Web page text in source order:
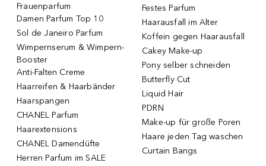
Frauenparfum
Damen Parfum Top 10
Sol de Janeiro Parfum
Wimpernserum & Wimpern-
Booster
Anti-Falten Creme
Haarreifen & Haarbänder
Haarspangen
CHANEL Parfum
Haarextensions
CHANEL Damendüfte
Herren Parfum im SALE
Festes Parfum
Haarausfall im Alter
Koffein gegen Haarausfall
Cakey Make-up
Pony selber schneiden
Butterfly Cut
Liquid Hair
PDRN
Make-up für große Poren
Haare jeden Tag waschen
Curtain Bangs